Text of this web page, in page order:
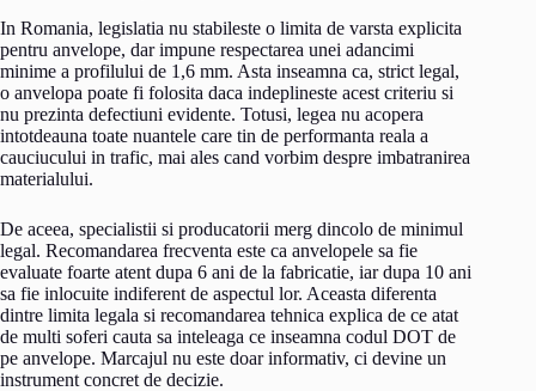
In Romania, legislatia nu stabileste o limita de varsta explicita
pentru anvelope, dar impune respectarea unei adancimi
minime a profilului de 1,6 mm. Asta inseamna ca, strict legal,
o anvelopa poate fi folosita daca indeplineste acest criteriu si
nu prezinta defectiuni evidente. Totusi, legea nu acopera
intotdeauna toate nuantele care tin de performanta reala a
cauciucului in trafic, mai ales cand vorbim despre imbatranirea
materialului.
De aceea, specialistii si producatorii merg dincolo de minimul
legal. Recomandarea frecventa este ca anvelopele sa fie
evaluate foarte atent dupa 6 ani de la fabricatie, iar dupa 10 ani
sa fie inlocuite indiferent de aspectul lor. Aceasta diferenta
dintre limita legala si recomandarea tehnica explica de ce atat
de multi soferi cauta sa inteleaga ce inseamna codul DOT de
pe anvelope. Marcajul nu este doar informativ, ci devine un
instrument concret de decizie.